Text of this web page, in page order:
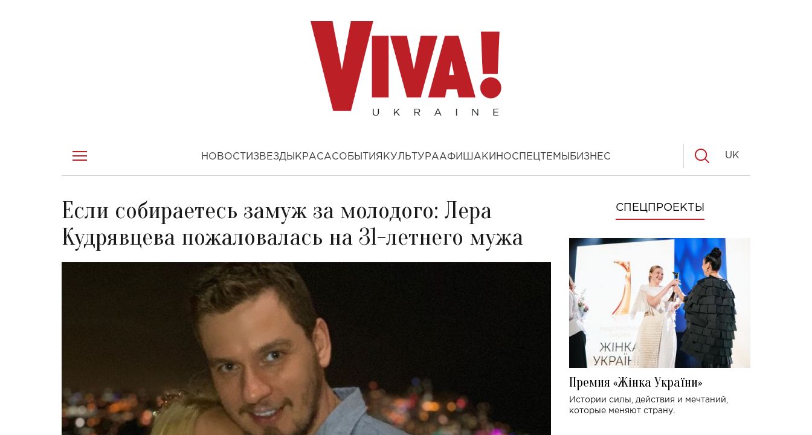
НОВОСТИ ЗВЕЗДЫ КРАСАСОБЫТИЯ КУЛЬТУРААФИША КИНОСПЕЦТЕМЫ БИЗНЕС UK
Если собираетесь замуж за молодого: Лера
Кудрявцева пожаловалась на 31-летнего мужа
СПЕЦПРОЕКТЫ
Премия «Жінка України»
Истории силы, действия и мечтаний,
которые меняют страну.